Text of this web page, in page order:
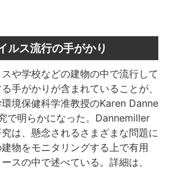
ルス流行の手がかり
や学校などの建物の中で流行して
手がかりが含まれていることが、
境保健科学准教授のKaren Danne
で明らかになった。Dannemiller
は、懸念されるさまざまな問題に
物をモニタリングする上で有用
スの中で述べている。詳細は、